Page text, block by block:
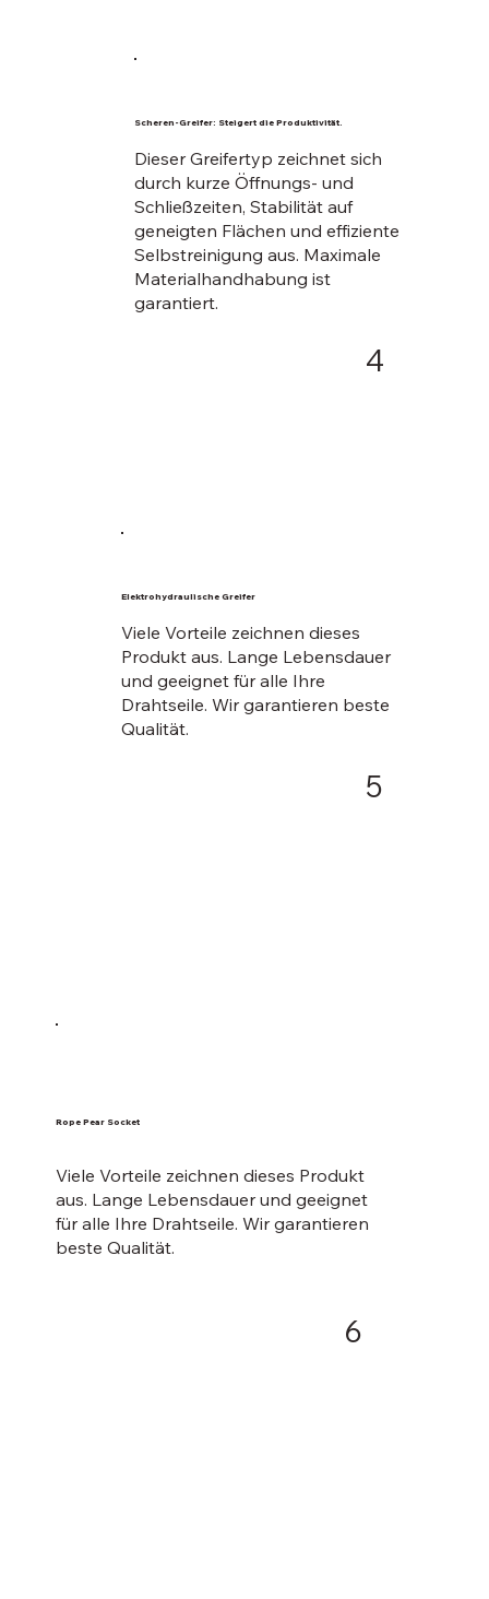
Elektrohydraulische Greifer
Viele Vorteile zeichnen dieses
Produkt aus. Lange Lebensdauer
und geeignet für alle Ihre
Drahtseile. Wir garantieren beste
Qualität.
5
Rope Pear Socket
Viele Vorteile zeichnen dieses Produkt
aus. Lange Lebensdauer und geeignet
für alle Ihre Drahtseile. Wir garantieren
beste Qualität.
6
Scheren-Greifer: Steigert die Produktivität.
Dieser Greifertyp zeichnet sich
durch kurze Öffnungs- und
Schließzeiten, Stabilität auf
geneigten Flächen und effiziente
Selbstreinigung aus. Maximale
Materialhandhabung ist
garantiert.
4